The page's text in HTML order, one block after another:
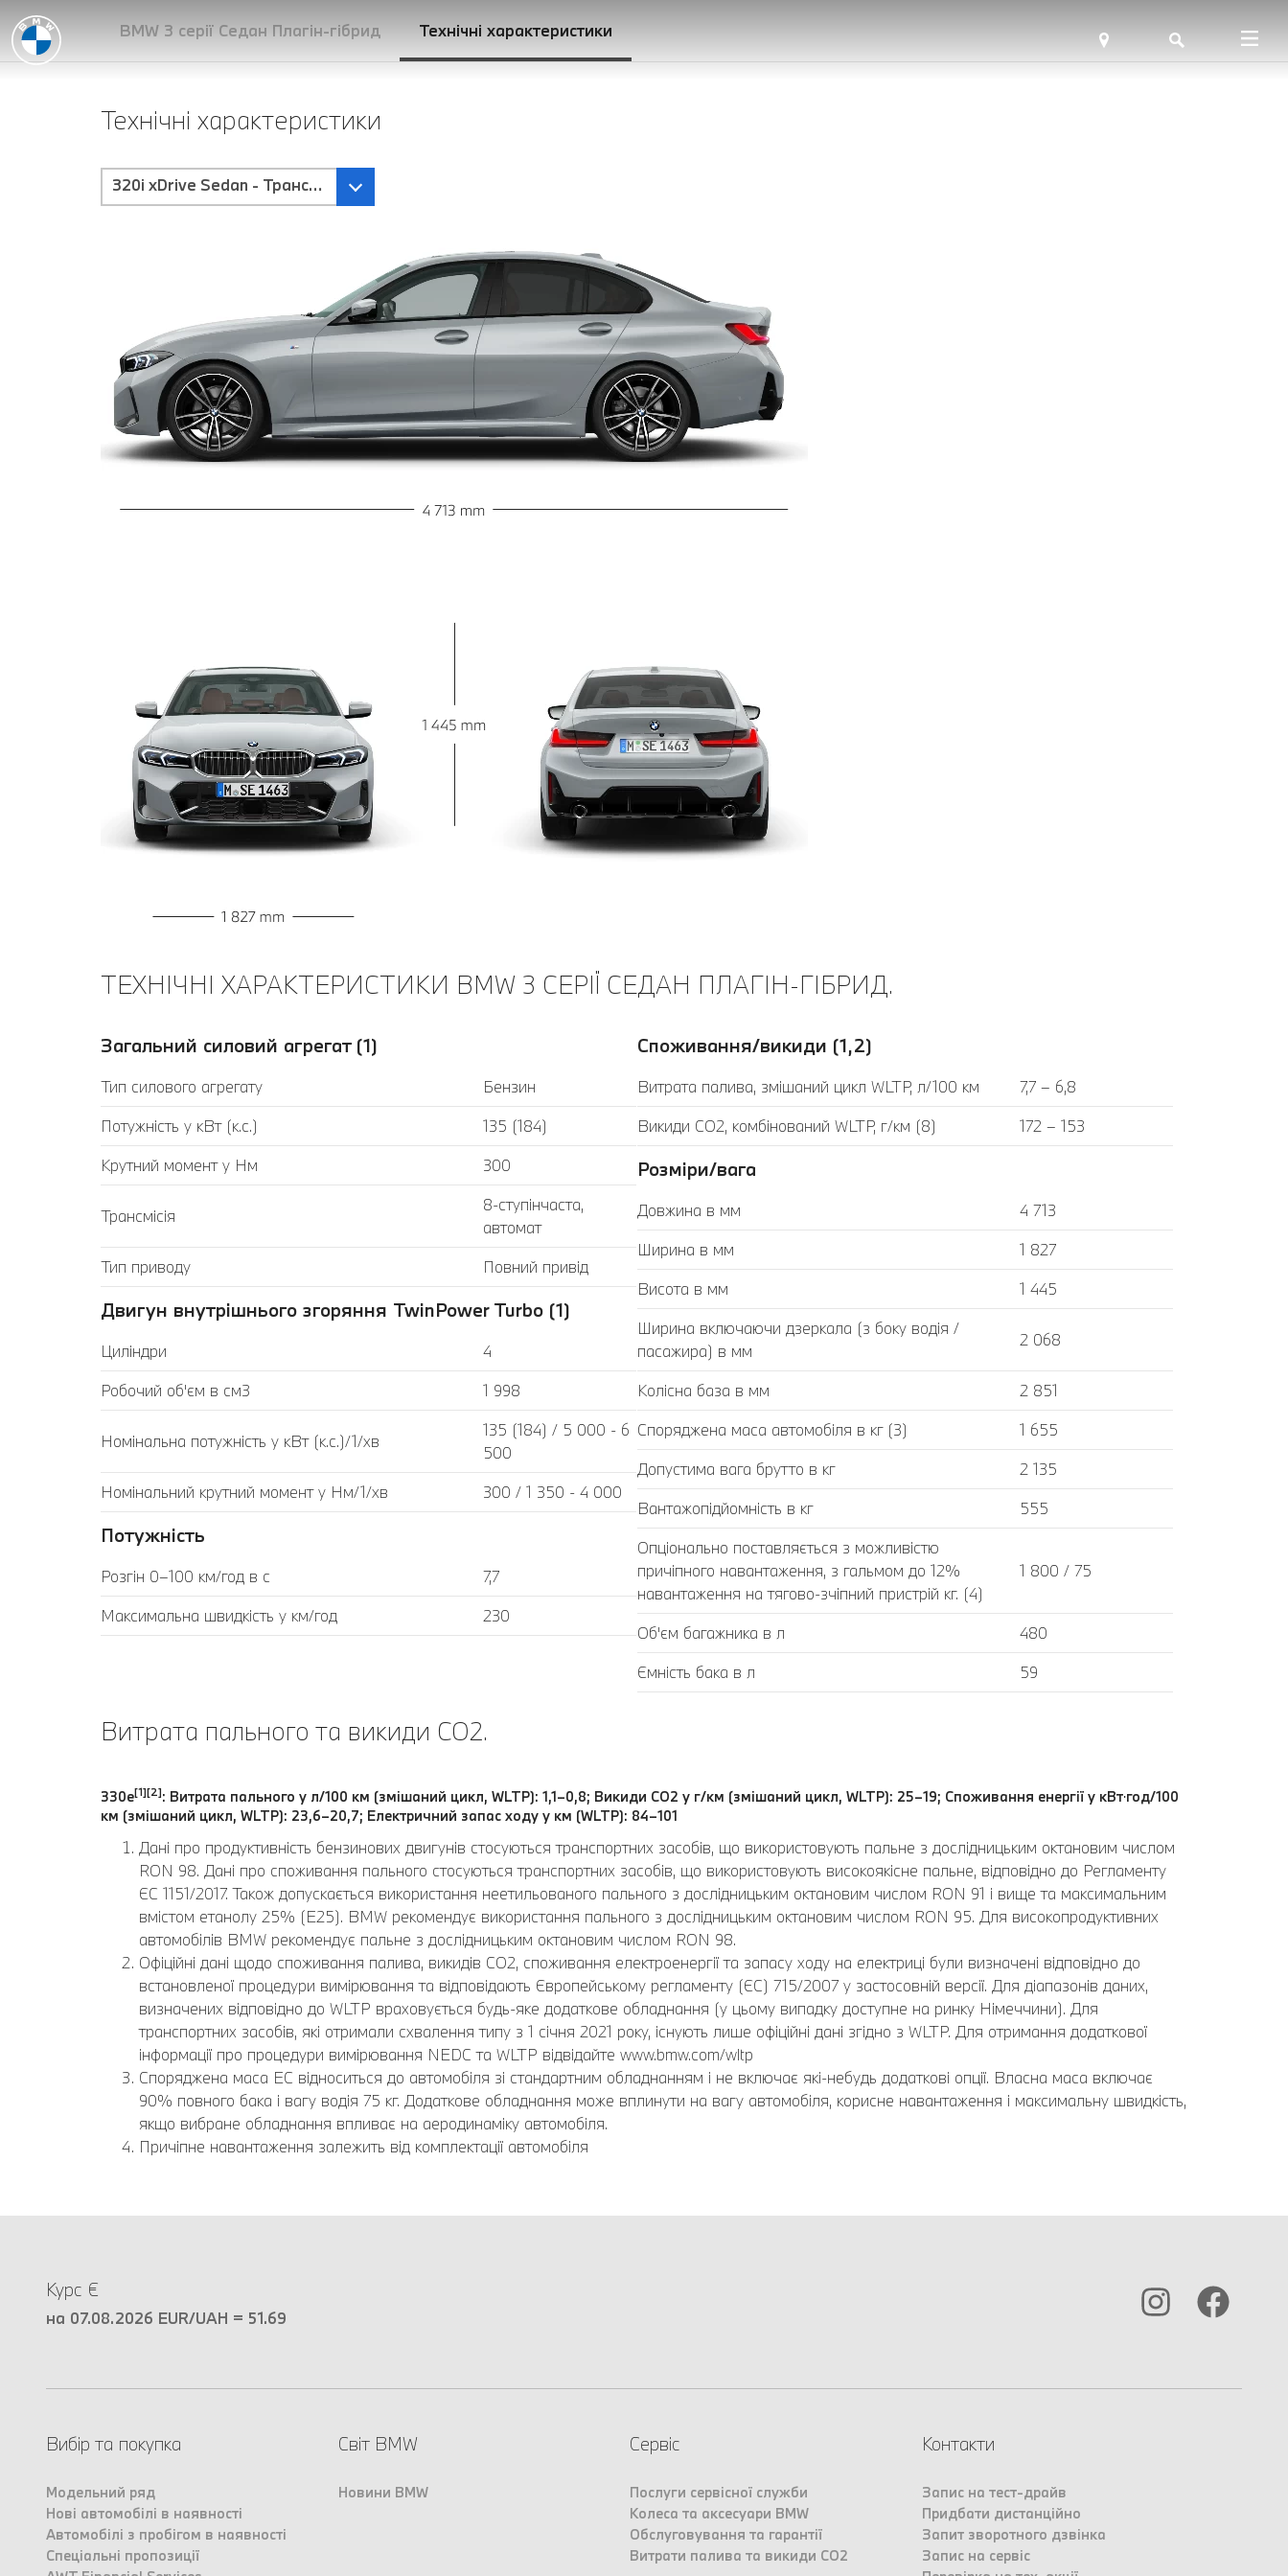
BMW 3 серії Седан Плагін-гібрид Технічні характеристики
Технічні характеристики
320i xDrive Sedan - Трансмісія Steptronic Sport
ТЕХНІЧНІ ХАРАКТЕРИСТИКИ BMW 3 СЕРІЇ СЕДАН ПЛАГІН-ГІБРИД.
Загальний силовий агрегат (1)
Тип силового агрегату
Бензин
Потужність у кВт (к.с.)
135 (184)
Крутний момент у Нм
300
Трансмісія
8-ступінчаста,
автомат
Тип приводу
Повний привід
Двигун внутрішнього згоряння TwinPower Turbo (1)
Циліндри
4
Робочий об'єм в см3
1 998
Номінальна потужність у кВт (к.с.)/1/хв
135 (184) / 5 000 - 6
500
Номінальний крутний момент у Нм/1/хв
300 / 1 350 - 4 000
Потужність
Розгін 0–100 км/год в с
7,7
Максимальна швидкість у км/год
230
Споживання/викиди (1,2)
Витрата палива, змішаний цикл WLTP, л/100 км
7,7 – 6,8
Викиди CO2, комбінований WLTP, г/км (8)
172 – 153
Розміри/вага
Довжина в мм
4 713
Ширина в мм
1 827
Висота в мм
1 445
Ширина включаючи дзеркала (з боку водія /
пасажира) в мм
2 068
Колісна база в мм
2 851
Споряджена маса автомобіля в кг (3)
1 655
Допустима вага брутто в кг
2 135
Вантажопідйомність в кг
555
Опціонально поставляється з можливістю
причіпного навантаження, з гальмом до 12%
навантаження на тягово-зчіпний пристрій кг. (4)
1 800 / 75
Об'єм багажника в л
480
Ємність бака в л
59
Витрата пального та викиди CO2.
330e[1][2]: Витрата пального у л/100 км (змішаний цикл, WLTP): 1,1–0,8; Викиди CO2 у г/км (змішаний цикл, WLTP): 25–19; Споживання енергії у кВт⋅год/100
км (змішаний цикл, WLTP): 23,6–20,7; Електричний запас ходу у км (WLTP): 84–101
Дані про продуктивність бензинових двигунів стосуються транспортних засобів, що використовують пальне з дослідницьким октановим числом
RON 98. Дані про споживання пального стосуються транспортних засобів, що використовують високоякісне пальне, відповідно до Регламенту
ЄС 1151/2017. Також допускається використання неетильованого пального з дослідницьким октановим числом RON 91 і вище та максимальним
вмістом етанолу 25% (E25). BMW рекомендує використання пального з дослідницьким октановим числом RON 95. Для високопродуктивних
автомобілів BMW рекомендує пальне з дослідницьким октановим числом RON 98.
Офіційні дані щодо споживання палива, викидів CO2, споживання електроенергії та запасу ходу на електриці були визначені відповідно до
встановленої процедури вимірювання та відповідають Європейському регламенту (ЄС) 715/2007 у застосовній версії. Для діапазонів даних,
визначених відповідно до WLTP враховується будь-яке додаткове обладнання (у цьому випадку доступне на ринку Німеччини). Для
транспортних засобів, які отримали схвалення типу з 1 січня 2021 року, існують лише офіційні дані згідно з WLTP. Для отримання додаткової
інформації про процедури вимірювання NEDC та WLTP відвідайте www.bmw.com/wltp
Споряджена маса EC відноситься до автомобіля зі стандартним обладнанням і не включає які-небудь додаткові опції. Власна маса включає
90% повного бака і вагу водія 75 кг. Додаткове обладнання може вплинути на вагу автомобіля, корисне навантаження і максимальну швидкість,
якщо вибране обладнання впливає на аеродинаміку автомобіля.
Причіпне навантаження залежить від комплектації автомобіля
Курс €
на 07.08.2026 EUR/UAH = 51.69
Вибір та покупка
Модельний ряд
Нові автомобілі в наявності
Автомобілі з пробігом в наявності
Спеціальні пропозиції
Світ BMW
Новини BMW
Сервіс
Послуги сервісної служби
Колеса та аксесуари BMW
Обслуговування та гарантії
Витрати палива та викиди CO2
Контакти
Запис на тест-драйв
Придбати дистанційно
Запит зворотного дзвінка
Запис на сервіс